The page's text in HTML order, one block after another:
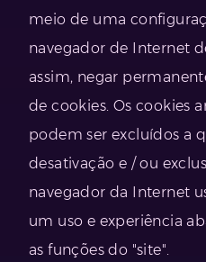
meio de uma
navegador de Internet
assim, negar
de cookies. Os cookies
podem ser excluídos a
desativação e / ou
navegador da Internet
um uso e experiência
as funções do "site".